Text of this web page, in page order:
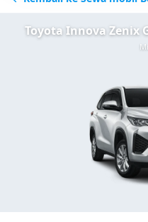
Toyota Innova Zenix